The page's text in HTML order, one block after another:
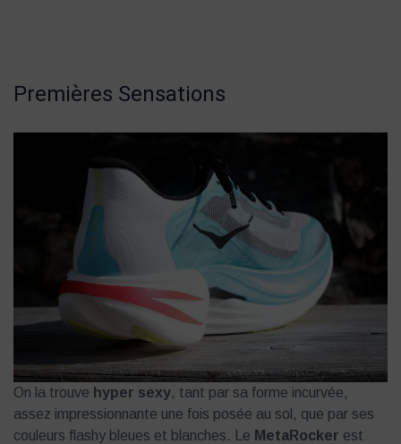
Premières Sensations
On la trouve hyper sexy, tant par sa forme incurvée,
assez impressionnante une fois posée au sol, que par ses
couleurs flashy bleues et blanches. Le MetaRocker est